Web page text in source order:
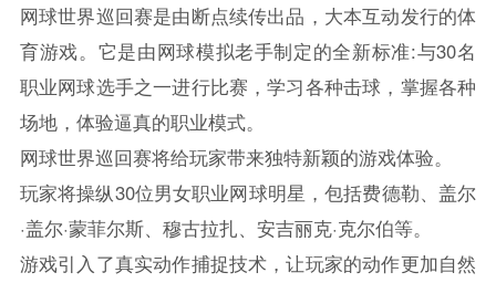
网球世界巡回赛是由断点续传出品，大本互动发行的体
育游戏。它是由网球模拟老手制定的全新标准:与30名
职业网球选手之一进行比赛，学习各种击球，掌握各种
场地，体验逼真的职业模式。
网球世界巡回赛将给玩家带来独特新颖的游戏体验。
玩家将操纵30位男女职业网球明星，包括费德勒、盖尔
·盖尔·蒙菲尔斯、穆古拉扎、安吉丽克·克尔伯等。
游戏引入了真实动作捕捉技术，让玩家的动作更加自然